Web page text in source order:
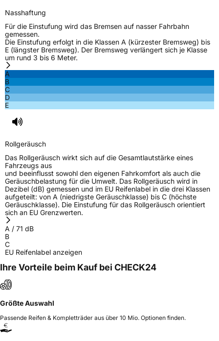
Nasshaftung
Für die Einstufung wird das Bremsen auf nasser Fahrbahn
gemessen.
Die Einstufung erfolgt in die Klassen A (kürzester Bremsweg) bis
E (längster Bremsweg). Der Bremsweg verlängert sich je Klasse
um rund 3 bis 6 Meter.
A
B
C
D
E
Rollgeräusch
Das Rollgeräusch wirkt sich auf die Gesamtlautstärke eines
Fahrzeugs aus
und beeinflusst sowohl den eigenen Fahrkomfort als auch die
Geräuschbelastung für die Umwelt. Das Rollgeräusch wird in
Dezibel (dB) gemessen und im EU Reifenlabel in die drei Klassen
aufgeteilt: von A (niedrigste Geräuschklasse) bis C (höchste
Geräuschklasse). Die Einstufung für das Rollgeräusch orientiert
sich an EU Grenzwerten.
A / 71 dB
B
C
EU Reifenlabel anzeigen
Ihre Vorteile beim Kauf bei CHECK24
Größte Auswahl
Passende Reifen & Kompletträder aus über 10 Mio. Optionen finden.